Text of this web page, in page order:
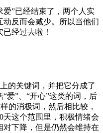
爱”已经结束了，两个人实
动反而会减少。所以当他们
经过去啦！
的关键词，并把它分成了
爱”、“开心”这类的词，后
的消极词，然后相比较，
天这个范围里，积极情绪会
对下降，但是仍然会维持在